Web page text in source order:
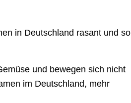
in Deutschland rasant und soll
und bewegen sich nicht
im Deutschland, mehr